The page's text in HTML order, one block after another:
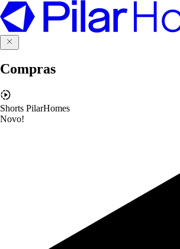
Compras
Shorts PilarHomes
Novo!